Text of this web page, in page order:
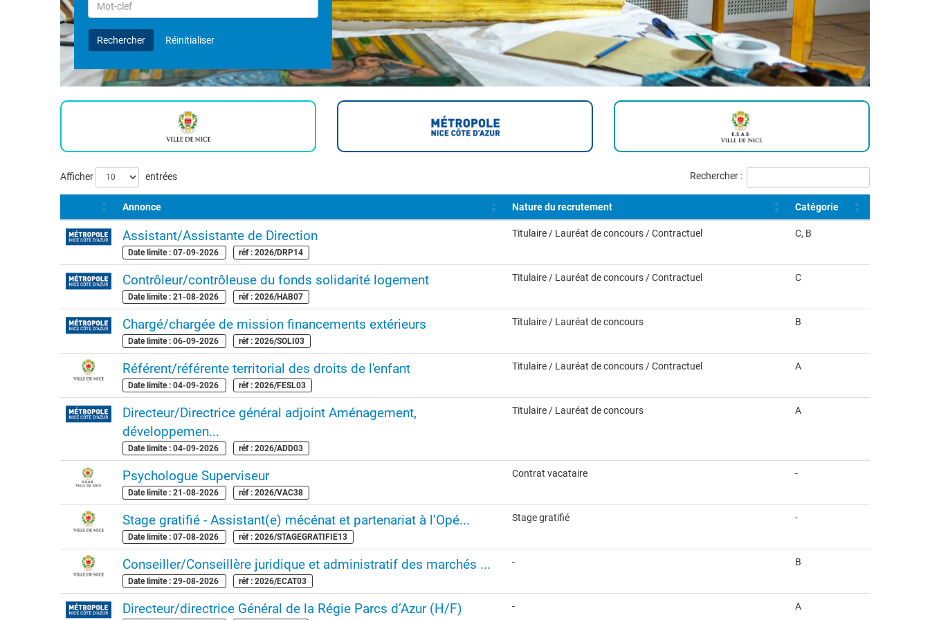
par
Mot-
clefRechercher Réinitialiser
Liste
des
offres
Afficher entrées Rechercher :
Annonce Nature du recrutement Catégorie
Assistant/Assistante de Direction
Date limite : 07-09-2026 réf : 2026/DRP14
Titulaire / Lauréat de concours / Contractuel C, B
Contrôleur/contrôleuse du fonds solidarité logement
Date limite : 21-08-2026 réf : 2026/HAB07
Titulaire / Lauréat de concours / Contractuel C
Chargé/chargée de mission financements extérieurs
Date limite : 06-09-2026 réf : 2026/SOLI03
Titulaire / Lauréat de concours B
Référent/référente territorial des droits de l'enfant
Date limite : 04-09-2026 réf : 2026/FESL03
Titulaire / Lauréat de concours / Contractuel A
Directeur/Directrice général adjoint Aménagement,
développemen...
Date limite : 04-09-2026 réf : 2026/ADD03
Titulaire / Lauréat de concours A
Psychologue Superviseur
Date limite : 21-08-2026 réf : 2026/VAC38
Contrat vacataire -
Stage gratifié - Assistant(e) mécénat et partenariat à l’Opé...
Date limite : 07-08-2026 réf : 2026/STAGEGRATIFIE13
Stage gratifié -
Conseiller/Conseillère juridique et administratif des marchés ...
Date limite : 29-08-2026 réf : 2026/ECAT03
- B
Directeur/directrice Général de la Régie Parcs d’Azur (H/F) - A